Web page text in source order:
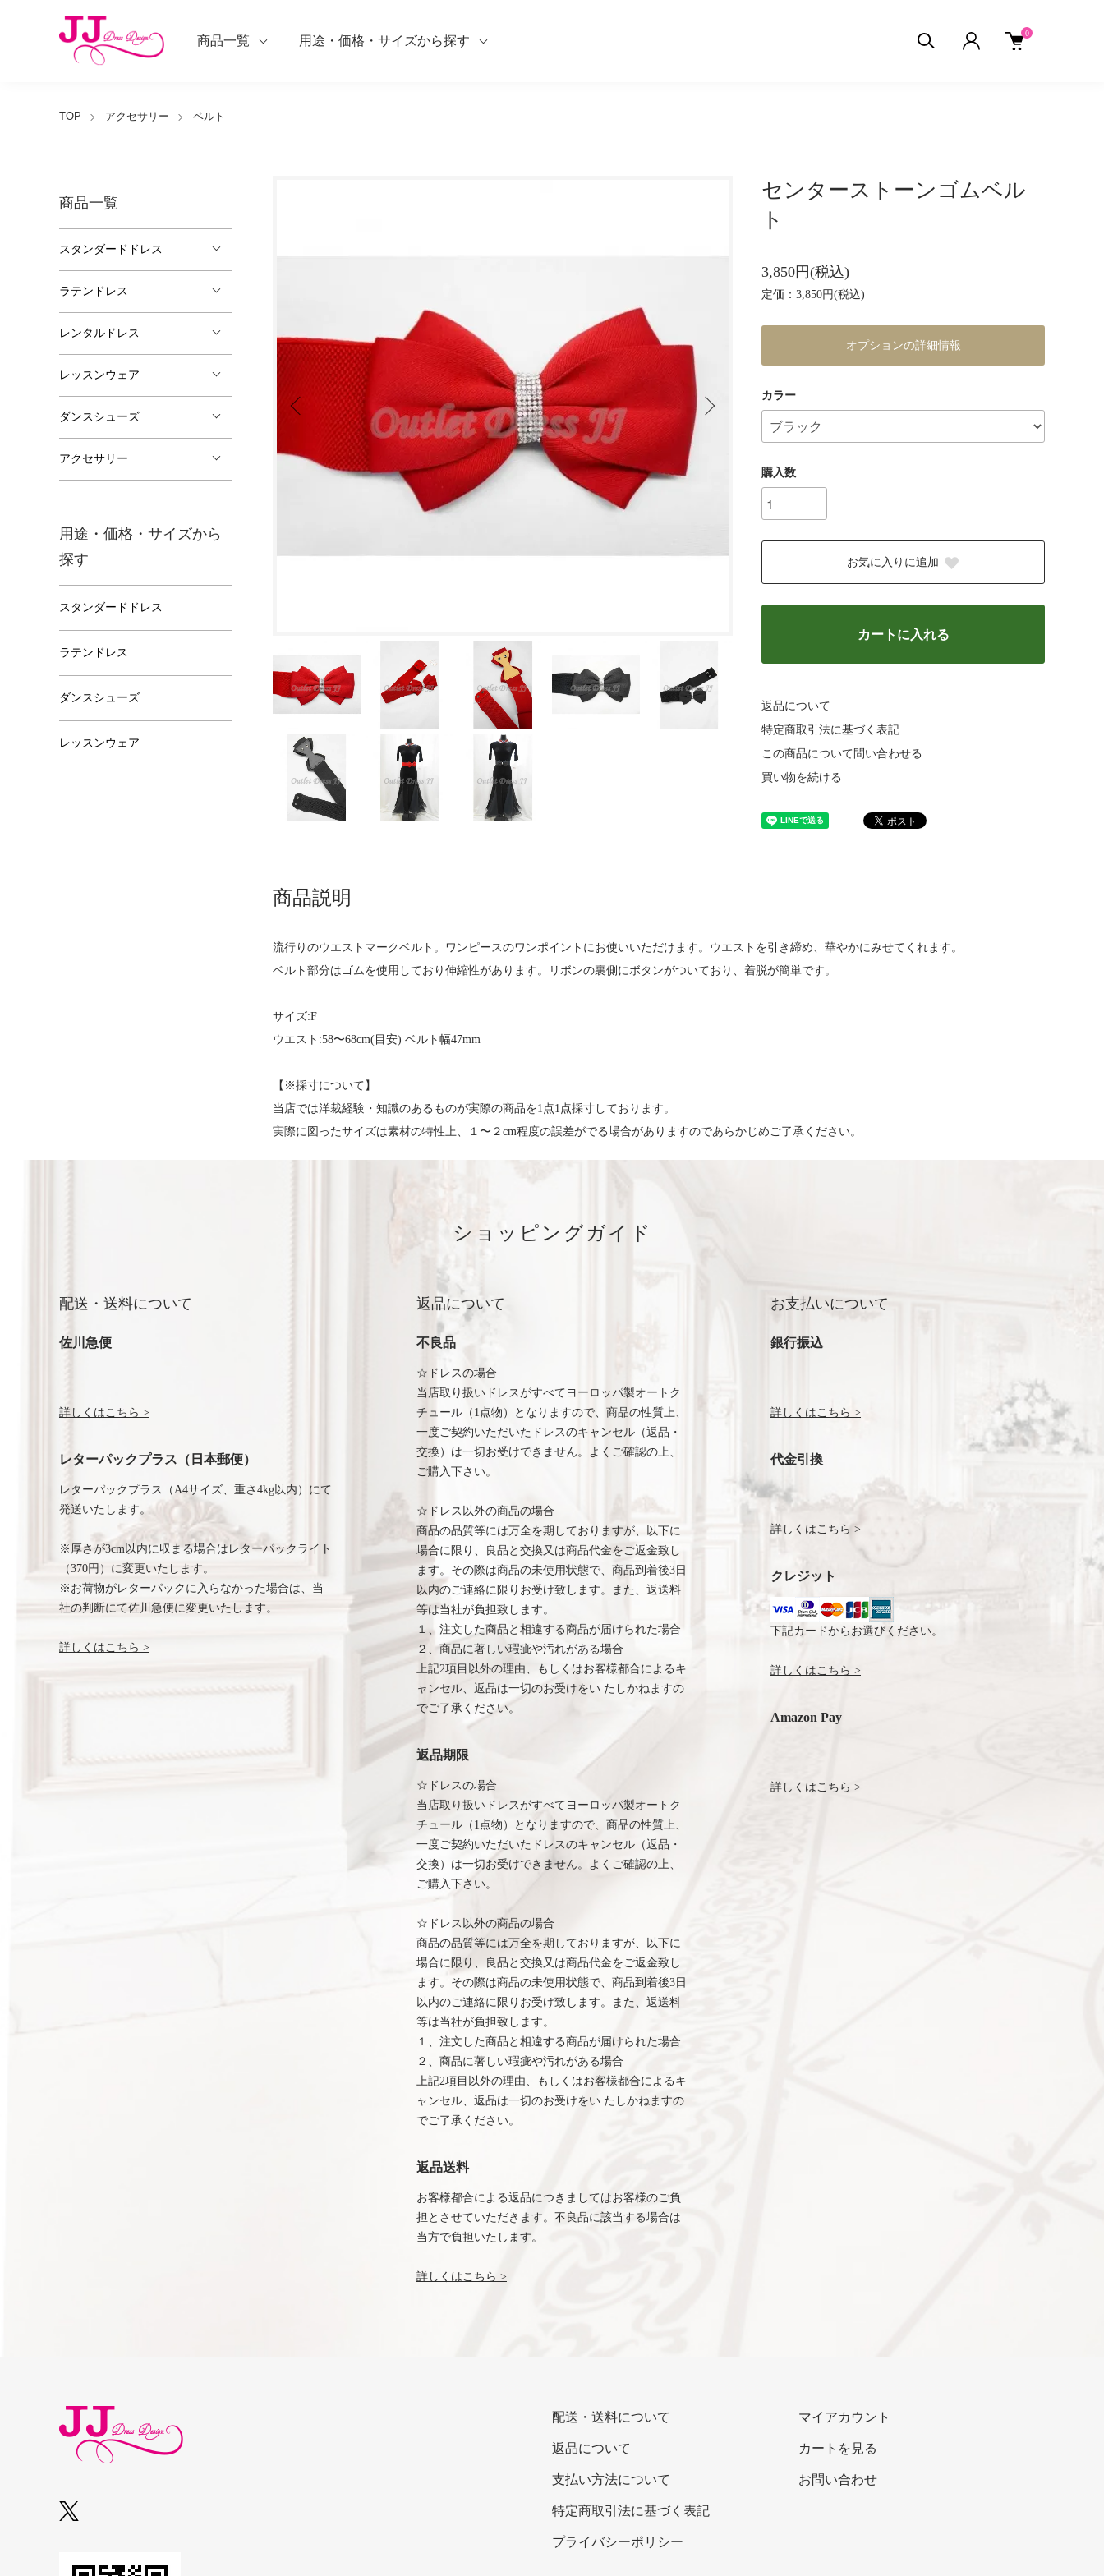
商品一覧 用途・価格・サイズから探す
0
TOP アクセサリー ベルト
センターストーンゴムベル
ト
3,850円(税込)
定価：3,850円(税込)
オプションの詳細情報
カラー
購入数
お気に入りに追加
カートに入れる
返品について
特定商取引法に基づく表記
この商品について問い合わせる
買い物を続ける
商品説明
流行りのウエストマークベルト。ワンピースのワンポイントにお使いいただけます。ウエストを引き締め、華やかにみせてくれます。
ベルト部分はゴムを使用しており伸縮性があります。リボンの裏側にボタンがついており、着脱が簡単です。
サイズ:F
ウエスト:58〜68cm(目安) ベルト幅47mm
【※採寸について】
当店では洋裁経験・知識のあるものが実際の商品を1点1点採寸しております。
実際に図ったサイズは素材の特性上、１〜２cm程度の誤差がでる場合がありますのであらかじめご了承ください。
商品一覧
スタンダードドレス
ラテンドレス
レンタルドレス
レッスンウェア
ダンスシューズ
アクセサリー
用途・価格・サイズから
探す
スタンダードドレス
ラテンドレス
ダンスシューズ
レッスンウェア
ショッピングガイド
配送・送料について
佐川急便
詳しくはこちら >
レターパックプラス（日本郵便）
レターパックプラス（A4サイズ、重さ4kg以内）にて
発送いたします。
※厚さが3cm以内に収まる場合はレターパックライト
（370円）に変更いたします。
※お荷物がレターパックに入らなかった場合は、当
社の判断にて佐川急便に変更いたします。
詳しくはこちら >
返品について
不良品
☆ドレスの場合
当店取り扱いドレスがすべてヨーロッパ製オートク
チュール（1点物）となりますので、商品の性質上、
一度ご契約いただいたドレスのキャンセル（返品・
交換）は一切お受けできません。よくご確認の上、
ご購入下さい。
☆ドレス以外の商品の場合
商品の品質等には万全を期しておりますが、以下に
場合に限り、良品と交換又は商品代金をご返金致し
ます。その際は商品の未使用状態で、商品到着後3日
以内のご連絡に限りお受け致します。また、返送料
等は当社が負担致します。
１、注文した商品と相違する商品が届けられた場合
２、商品に著しい瑕疵や汚れがある場合
上記2項目以外の理由、もしくはお客様都合によるキ
ャンセル、返品は一切のお受けをい たしかねますの
でご了承ください。
返品期限
☆ドレスの場合
当店取り扱いドレスがすべてヨーロッパ製オートク
チュール（1点物）となりますので、商品の性質上、
一度ご契約いただいたドレスのキャンセル（返品・
交換）は一切お受けできません。よくご確認の上、
ご購入下さい。
☆ドレス以外の商品の場合
商品の品質等には万全を期しておりますが、以下に
場合に限り、良品と交換又は商品代金をご返金致し
ます。その際は商品の未使用状態で、商品到着後3日
以内のご連絡に限りお受け致します。また、返送料
等は当社が負担致します。
１、注文した商品と相違する商品が届けられた場合
２、商品に著しい瑕疵や汚れがある場合
上記2項目以外の理由、もしくはお客様都合によるキ
ャンセル、返品は一切のお受けをい たしかねますの
でご了承ください。
返品送料
お客様都合による返品につきましてはお客様のご負
担とさせていただきます。不良品に該当する場合は
当方で負担いたします。
詳しくはこちら >
お支払いについて
銀行振込
詳しくはこちら >
代金引換
詳しくはこちら >
クレジット
下記カードからお選びください。
詳しくはこちら >
Amazon Pay
詳しくはこちら >
配送・送料について
返品について
支払い方法について
特定商取引法に基づく表記
プライバシーポリシー
マイアカウント
カートを見る
お問い合わせ